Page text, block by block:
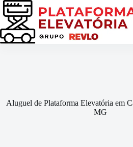
Pular
para
conteúdo
Aluguel de Plataforma Elevatória em
MG